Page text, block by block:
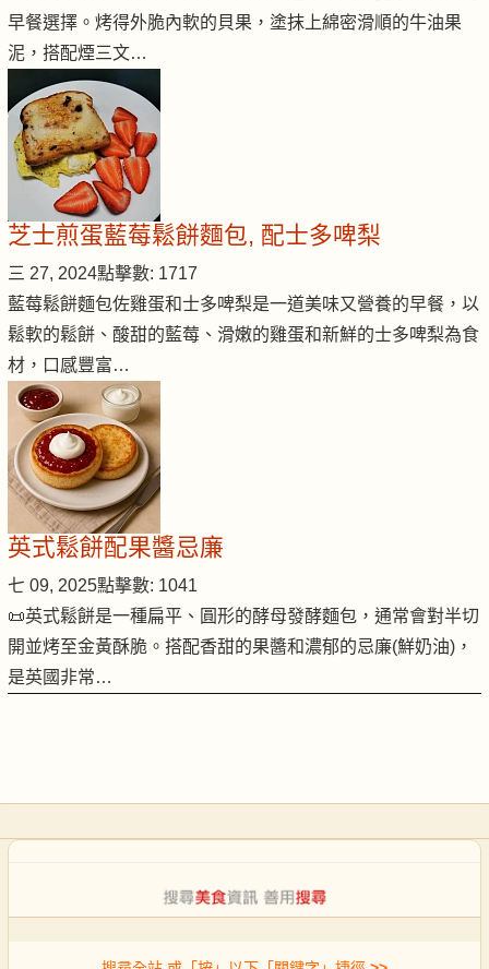
早餐選擇。烤得外脆內軟的貝果，塗抹上綿密滑順的牛油果
泥，搭配煙三文…
芝士煎蛋藍莓鬆餅麵包, 配士多啤梨
三 27, 2024點擊數: 1717
藍莓鬆餅麵包佐雞蛋和士多啤梨是一道美味又營養的早餐，以
鬆軟的鬆餅、酸甜的藍莓、滑嫩的雞蛋和新鮮的士多啤梨為食
材，口感豐富…
英式鬆餅配果醬忌廉
七 09, 2025點擊數: 1041
📜英式鬆餅是一種扁平、圓形的酵母發酵麵包，通常會對半切
開並烤至金黃酥脆。搭配香甜的果醬和濃郁的忌廉(鮮奶油)，
是英國非常…